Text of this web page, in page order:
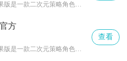
《零始之门》苹果版是一款二次元策略角色扮演游戏，背景设定在外星生物克锐特入侵后的末日地球，玩家扮演主角韩佳温，与“异能者”和“引导者”并肩作战抵御外星威胁。“情感即是战斗力”是游戏的核心理念，采用回合制战斗方式，通过搭配不同的异能者与引导者组合，能够激活羁绊加成发动强力技能，并通过互动选择影响角色成长路径，解锁专属CG与不同结局。此外，《零始之门》还联动了多部人气BL网漫IP，如《水边之夜》、《夜画帐》等十余作品中的角色将以全新形象登场。
方
《零始之门》苹果版是一款二次元策略角色扮演游戏，背景设定在外星生物克锐特入侵后的末日地球，玩家扮演主角韩佳温，与“异能者”和“引导者”并肩作战抵御外星威胁。“情感即是战斗力”是游戏的核心理念，采用回合制战斗方式，通过搭配不同的异能者与引导者组合，能够激活羁绊加成发动强力技能，并通过互动选择影响角色成长路径，解锁专属CG与不同结局。此外，《零始之门》还联动了多部人气BL网漫IP，如《水边之夜》、《夜画帐》等十余作品中的角色将以全新形象登场。
查看